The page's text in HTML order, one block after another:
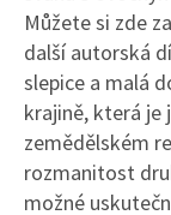
Můžete si zde
další autorská
slepice a malá
krajině, která je
zemědělském
rozmanitost
možné